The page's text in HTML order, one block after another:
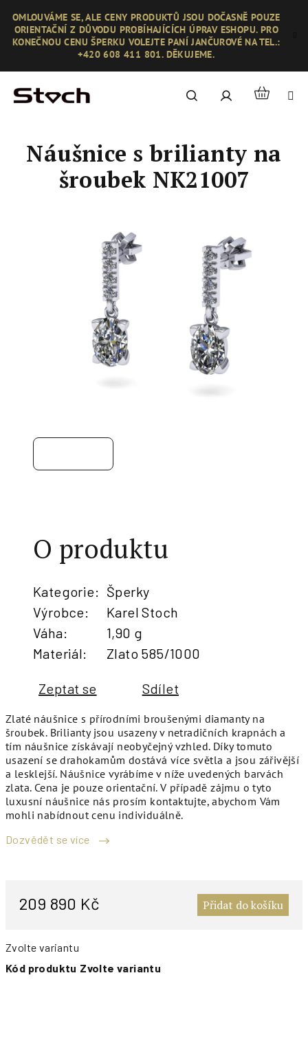
obsah
OMLOUVÁME SE, ALE CENY PRODUKTŮ JSOU DOČASNĚ POUZE
ORIENTAČNÍ Z DŮVODU PROBÍHAJÍCÍCH ÚPRAV ESHOPU. PRO
KONEČNOU CENU ŠPERKU VOLEJTE PANÍ JANČUROVÉ NA TEL.:
+420 608 411 801. DĚKUJEME.
Hledat PřihlášeníNákupní
Zlaté náušnice s přírodními broušenými diamanty na
šroubek. Brilianty jsou usazeny v netradičních krapnách a
tím náušnice získávají neobyčejný vzhled. Díky tomuto
usazení se drahokamům dostává více světla a jsou zářivější
a lesklejší. Náušnice vyrábíme v níže uvedených barvách
zlata. Cena je pouze orientační. V případě zájmu o tyto
luxusní náušnice nás prosím kontaktujte, abychom Vám
mohli nabídnout cenu individuálně.
Dozvědět se více
209 890 Kč Přidat do košíku
Zvolte variantu
Kód produktu Zvolte variantu
Náušnice s brilianty na
šroubek NK21007
O produktu
Kategorie: Šperky
Výrobce:
Karel Stoch
Váha:
1,90 g
Materiál: Zlato 585/1000
Zeptat se Sdílet